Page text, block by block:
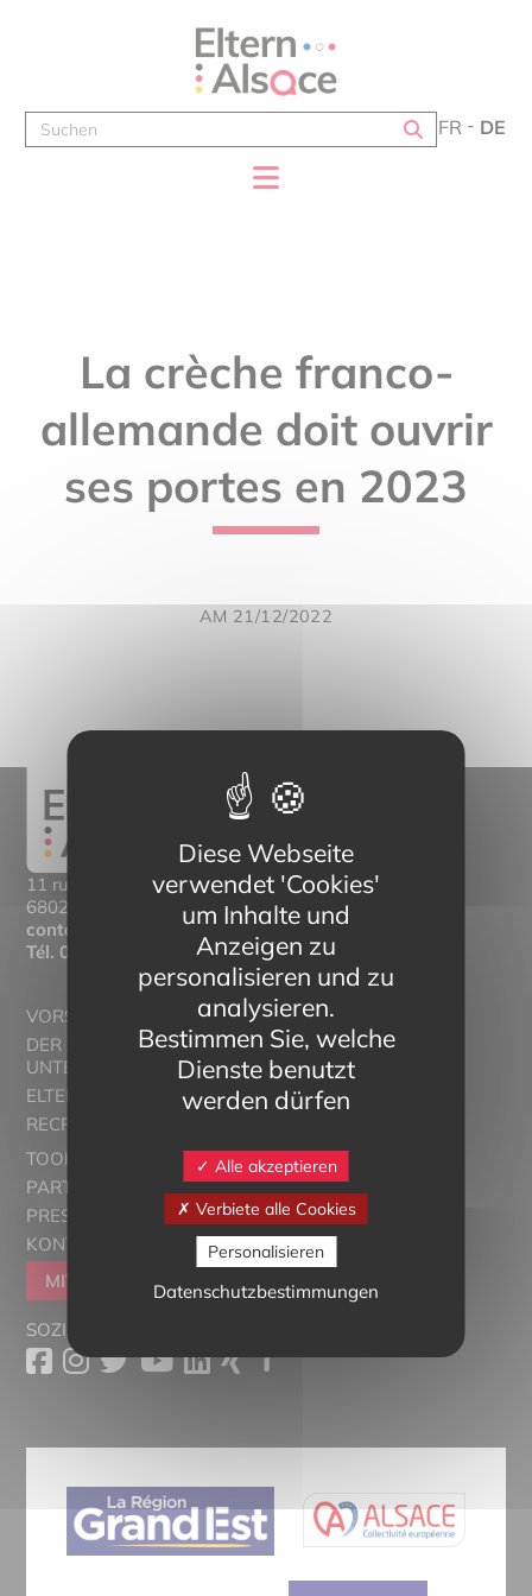
FR DE
La crèche franco-
allemande doit ouvrir
ses portes en 2023
AM 21/12/2022
11 rue Mittlerweg,
68025 Colmar Cedex
contact@eltern-bilinguisme.org
Tél. 03 89 20 46 74
VORSTELLUNG
DER ZWEISPRACHIGE
UNTERRICHT
ELTERN ALSACE - EUROSTAGES
RECRUTORRS
TOOLBOX
PARTNER
PRESSESCHAU
KONTAKT
MITGLIEDER WERDEN
SOZIALE MEDIEN
Diese Webseite
verwendet 'Cookies'
um Inhalte und
Anzeigen zu
personalisieren und zu
analysieren.
Bestimmen Sie, welche
Dienste benutzt
werden dürfen
Alle akzeptieren
Verbiete alle Cookies
Personalisieren
Datenschutzbestimmungen